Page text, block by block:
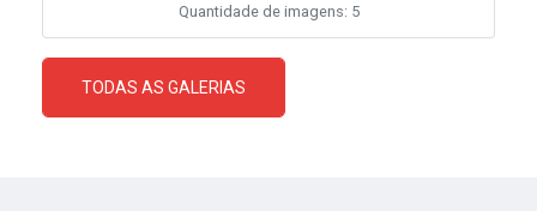
Quantidade de imagens: 5
TODAS AS GALERIAS